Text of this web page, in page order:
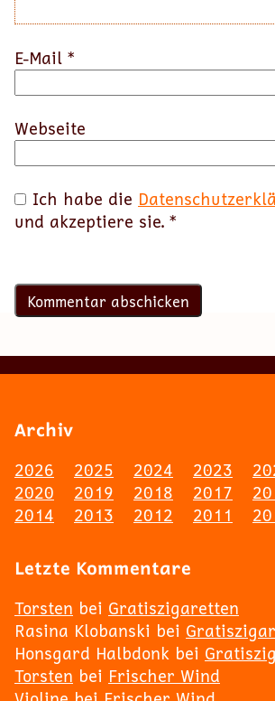
E-Mail *
Webseite
Ich habe die
und akzeptiere sie. *
Archiv
2026 2025 2024 2023
2020
2019 2018 2017
2014
2013 2012 2011
Letzte Kommentare
Torsten bei Gratiszigaretten
Rasina Klobanski bei
Honsgard Halbdonk bei
Torsten bei Frischer Wind